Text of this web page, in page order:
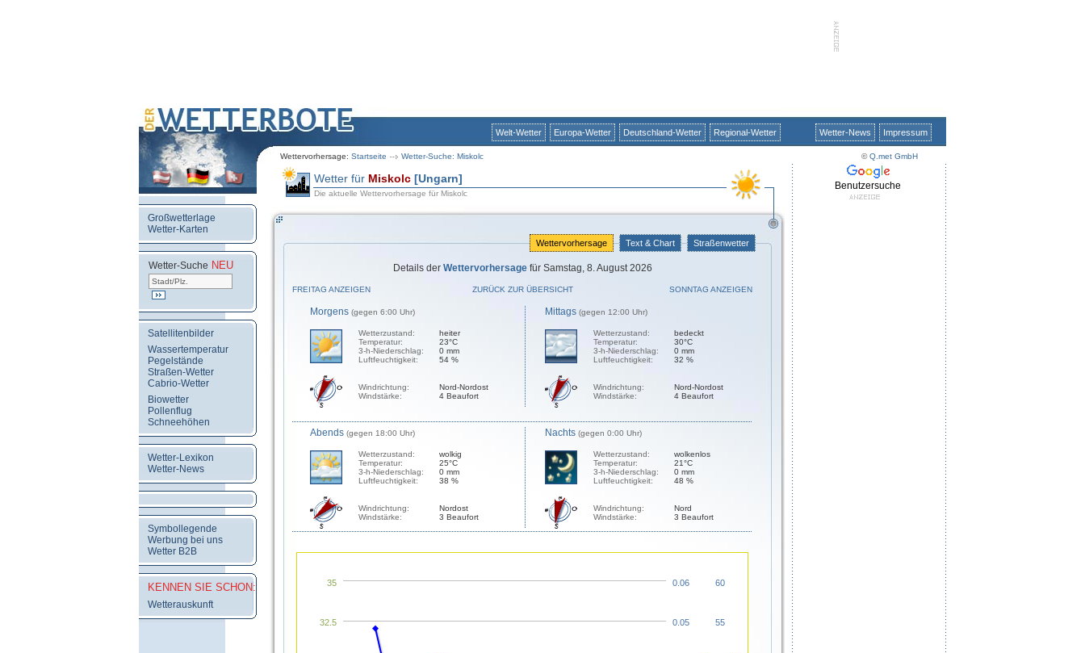
Welt-Wetter Europa-Wetter Deutschland-Wetter Regional-Wetter
Wettervorhersage: Startseite Wetter-Suche: Miskolc
Wetter-News Impressum
©Q.met GmbH
Großwetterlage
Wetter-Karten
Wetter-Suche NEU
Satellitenbilder
Wassertemperatur
Pegelstände
Straßen-Wetter
Cabrio-Wetter
Biowetter
Pollenflug
Schneehöhen
Wetter-Lexikon
Wetter-News
Symbollegende
Werbung bei uns
Wetter B2B
KENNEN SIE SCHON:
Wetterauskunft
Wetter für Miskolc [Ungarn]
Die aktuelle Wettervorhersage für Miskolc
Wettervorhersage Text & Chart Straßenwetter
Details der Wettervorhersagefür Samstag, 8. August 2026
FREITAG ANZEIGEN ZURÜCK ZUR ÜBERSICHT SONNTAG ANZEIGEN
Morgens (gegen 6:00 Uhr)
Wetterzustand:
Temperatur:
3-h-Niederschlag:
Luftfeuchtigkeit:
heiter
23°C
0 mm
54 %
Windrichtung:
Windstärke:
Nord-Nordost
4 Beaufort
Mittags (gegen 12:00 Uhr)
Wetterzustand:
Temperatur:
3-h-Niederschlag:
Luftfeuchtigkeit:
bedeckt
30°C
0 mm
32 %
Windrichtung:
Windstärke:
Nord-Nordost
4 Beaufort
Abends (gegen 18:00 Uhr)
Wetterzustand:
Temperatur:
3-h-Niederschlag:
Luftfeuchtigkeit:
wolkig
25°C
0 mm
38 %
Windrichtung:
Windstärke:
Nordost
3 Beaufort
Nachts (gegen 0:00 Uhr)
Wetterzustand:
Temperatur:
3-h-Niederschlag:
Luftfeuchtigkeit:
wolkenlos
21°C
0 mm
48 %
Windrichtung:
Windstärke:
Nord
3 Beaufort
32.5
35
0.05
0.06
55
60
Benutzersuche